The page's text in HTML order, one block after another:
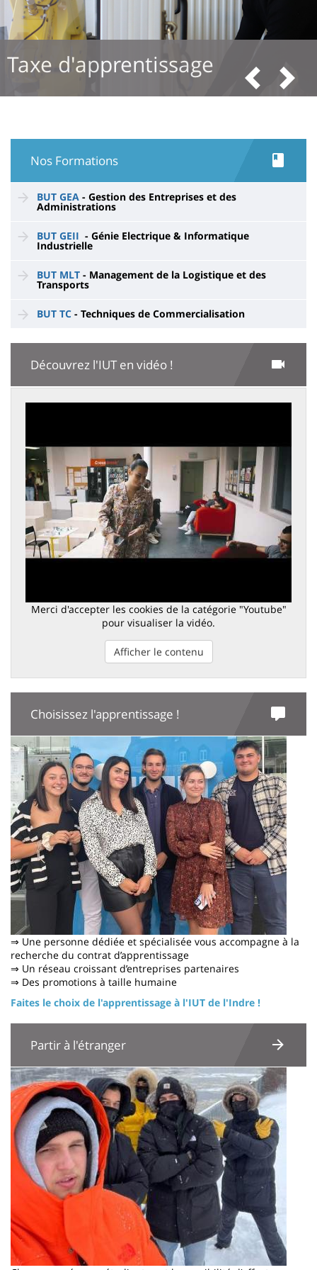
Précédent
Suivant
Formations
Nos Formations
BUT GEA - Gestion des Entreprises et des
Administrations
BUT GEII - Génie Electrique & Informatique
Industrielle
BUT MLT - Management de la Logistique et des
Transports
BUT TC - Techniques de Commercialisation
Découvrez l'IUT en vidéo !
Merci d'accepter les cookies de la catégorie "Youtube"
pour visualiser la vidéo.
Afficher le contenu
Choisissez l'apprentissage !
Image
⇒ Une personne dédiée et spécialisée vous accompagne à la
recherche du contrat d’apprentissage
⇒ Un réseau croissant d’entreprises partenaires
⇒ Des promotions à taille humaine
Faites le choix de l'apprentissage à l'IUT de l'Indre !
Partir à l'étranger
Image